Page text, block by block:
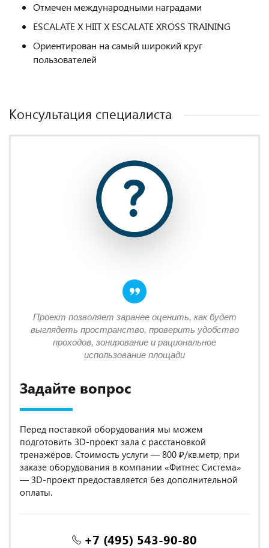
Отмечен международными наградами
ESCALATE X HIIT X ESCALATE XROSS TRAINING
Ориентирован на самый широкий круг
пользователей
Консультация специалиста
Задайте вопрос
Перед поставкой оборудования мы можем
подготовить 3D-проект зала с расстановкой
тренажёров. Стоимость услуги — 800 ₽/кв.метр, при
заказе оборудования в компании «Фитнес Система»
— 3D-проект предоставляется без дополнительной
оплаты.
+7 (495) 543-90-80
Проект позволяет заранее оценить, как будет
выглядеть пространство, проверить удобство
проходов, зонирование и рациональное
использование площади